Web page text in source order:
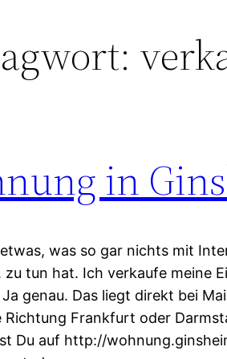
in
was so gar nichts mit
zu tun hat. Ich verkaufe meine
Ja genau. Das liegt direkt bei
Richtung Frankfurt oder
Du auf http://